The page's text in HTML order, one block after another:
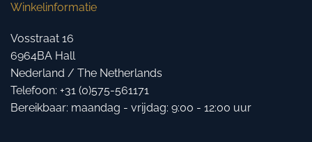
Winkelinformatie
Vosstraat 16
6964BA Hall
Nederland / The Netherlands
Telefoon: +31 (0)575-561171
Bereikbaar: maandag - vrijdag: 9:00 - 12:00 uur